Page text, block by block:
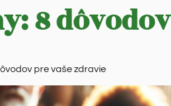
8
pre vaše zdravie